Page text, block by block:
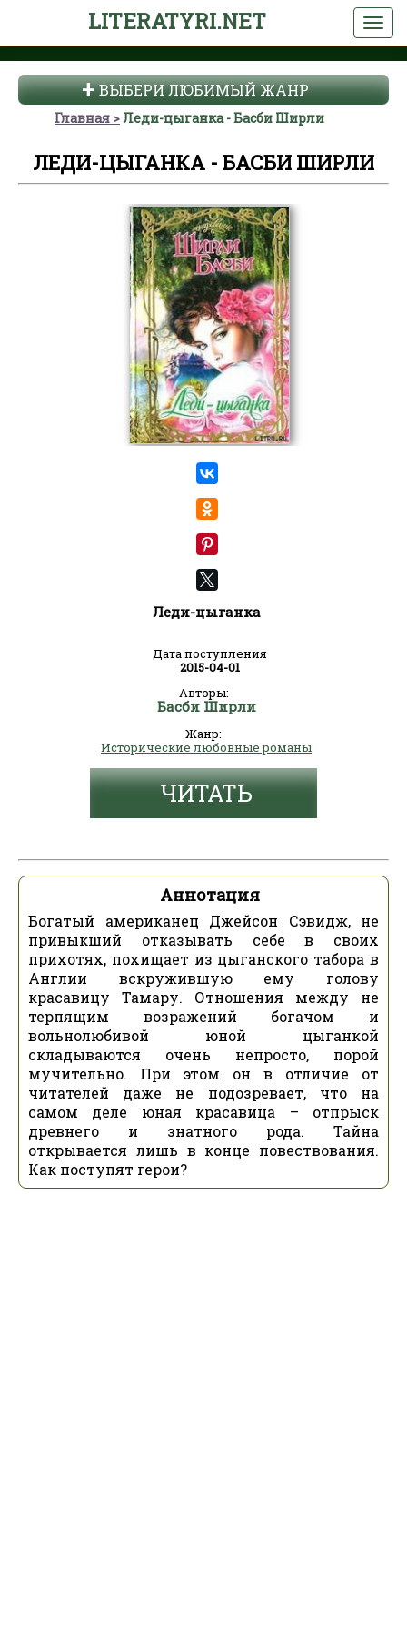
LITERATYRI.NET
ВЫБЕРИ ЛЮБИМЫЙ ЖАНР
Главная Леди-цыганка - Басби Ширли
ЛЕДИ-ЦЫГАНКА - БАСБИ ШИРЛИ
Леди-цыганка
Дата поступления
2015-04-01
Авторы:
Басби Ширли
Жанр:
Исторические любовные романы
ЧИТАТЬ
Аннотация
Богатый американец Джейсон Сэвидж, не
привыкший отказывать себе в своих
прихотях, похищает из цыганского табора в
Англии вскружившую ему голову
красавицу Тамару. Отношения между не
терпящим возражений богачом и
вольнолюбивой юной цыганкой
складываются очень непросто, порой
мучительно. При этом он в отличие от
читателей даже не подозревает, что на
самом деле юная красавица – отпрыск
древнего и знатного рода. Тайна
открывается лишь в конце повествования.
Как поступят герои?